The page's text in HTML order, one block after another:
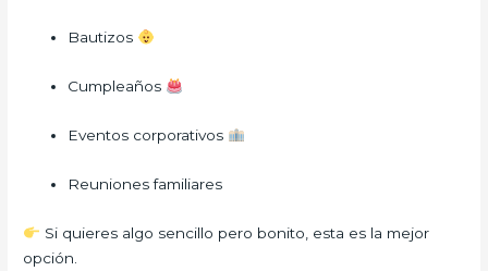
Bautizos
Cumpleaños
Eventos corporativos
Reuniones familiares
Si quieres algo sencillo pero bonito, esta es la mejor
opción.